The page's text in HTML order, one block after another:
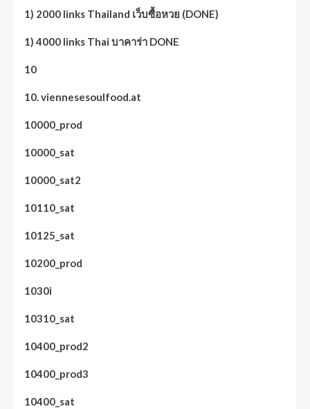
1) 2000 links Thailand เว็บซื้อหวย (DONE)
1) 4000 links Thai บาคาร่า DONE
10
10. viennesesoulfood.at
10000_prod
10000_sat
10000_sat2
10110_sat
10125_sat
10200_prod
1030i
10310_sat
10400_prod2
10400_prod3
10400_sat